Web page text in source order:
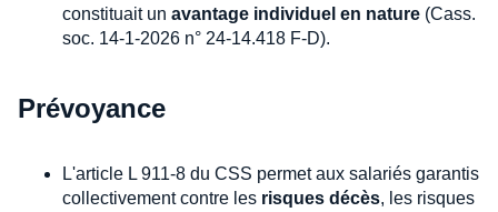
constituait un avantage individuel en nature (Cass.
soc. 14-1-2026 n° 24-14.418 F-D).
Prévoyance
L'article L 911-8 du CSS permet aux salariés garantis
collectivement contre les risques décès, les risques